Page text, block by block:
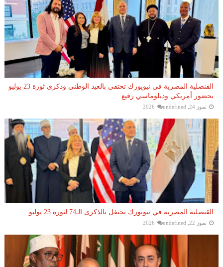
القنصلية المصرية في نيويورك تحتفي بالعيد الوطني وذكرى ثورة 23 يوليو
بحضور أمريكي ودبلوماسي رفيع
تموز 24, 2026 undefined
القنصلية المصرية في نيويورك تحتفل بالذكرى الـ74 لثورة 23 يوليو
تموز 22, 2026 undefined